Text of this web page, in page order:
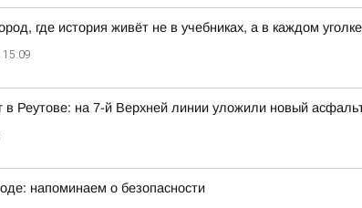
где история живёт не в учебниках, а в каждом
15:09
в Реутове: на 7-й Верхней линии уложили новый
напоминаем о безопасности